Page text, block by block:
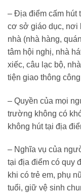
– Địa điểm cấm hút
cơ sở giáo dục, nơi
nhà (nhà hàng,
tâm hội nghị, nhà
xiếc, câu lạc bộ,
tiện giao thông
– Quyền của mọi
trường không có
không hút tại địa
– Nghĩa vụ của
tại địa điểm có quy
khi có trẻ em, phụ
tuổi, giữ vệ sinh